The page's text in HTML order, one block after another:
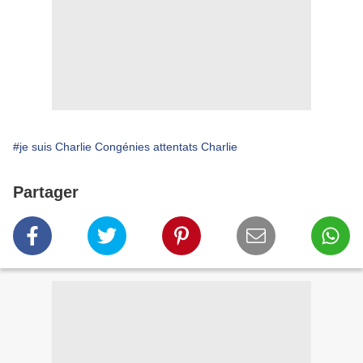
#je suis Charlie Congénies attentats Charlie
Partager